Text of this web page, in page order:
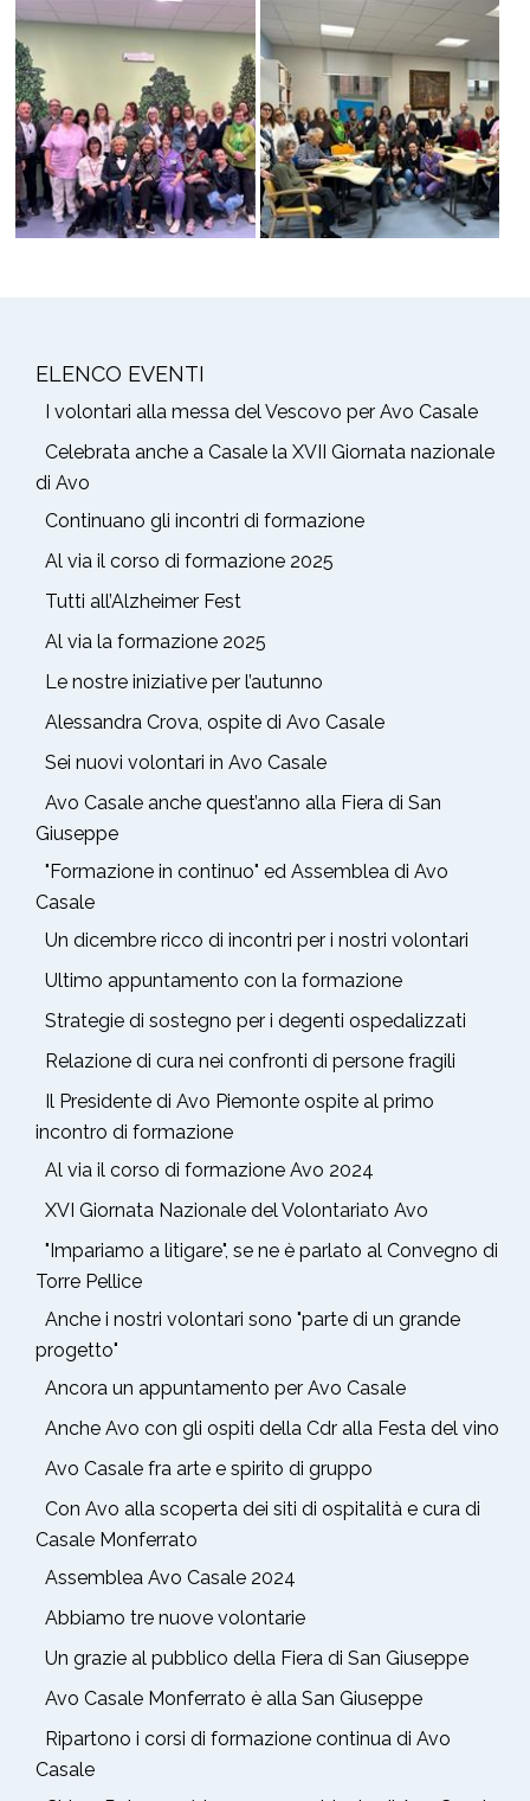
ELENCO EVENTI
I volontari alla messa del Vescovo per Avo Casale
Celebrata anche a Casale la XVII Giornata nazionale
di Avo
Continuano gli incontri di formazione
Al via il corso di formazione 2025
Tutti all’Alzheimer Fest
Al via la formazione 2025
Le nostre iniziative per l’autunno
Alessandra Crova, ospite di Avo Casale
Sei nuovi volontari in Avo Casale
Avo Casale anche quest’anno alla Fiera di San
Giuseppe
"Formazione in continuo" ed Assemblea di Avo
Casale
Un dicembre ricco di incontri per i nostri volontari
Ultimo appuntamento con la formazione
Strategie di sostegno per i degenti ospedalizzati
Relazione di cura nei confronti di persone fragili
Il Presidente di Avo Piemonte ospite al primo
incontro di formazione
Al via il corso di formazione Avo 2024
XVI Giornata Nazionale del Volontariato Avo
"Impariamo a litigare", se ne è parlato al Convegno di
Torre Pellice
Anche i nostri volontari sono "parte di un grande
progetto"
Ancora un appuntamento per Avo Casale
Anche Avo con gli ospiti della Cdr alla Festa del vino
Avo Casale fra arte e spirito di gruppo
Con Avo alla scoperta dei siti di ospitalità e cura di
Casale Monferrato
Assemblea Avo Casale 2024
Abbiamo tre nuove volontarie
Un grazie al pubblico della Fiera di San Giuseppe
Avo Casale Monferrato è alla San Giuseppe
Ripartono i corsi di formazione continua di Avo
Casale